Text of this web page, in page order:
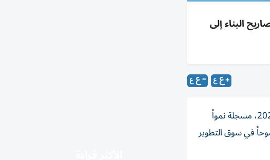
بنمو 17.3% وارتفاع طلبات تصاريح البناء إلى
اعتمدت دائرة البلديات والنقل نحو 20.8 مليون متر مربع من المساحات الطابقية الإجمالية خلال الربع الأول من عام 2026، مسجلة نمواً
وأكثر طموحاً في سوق التطوير